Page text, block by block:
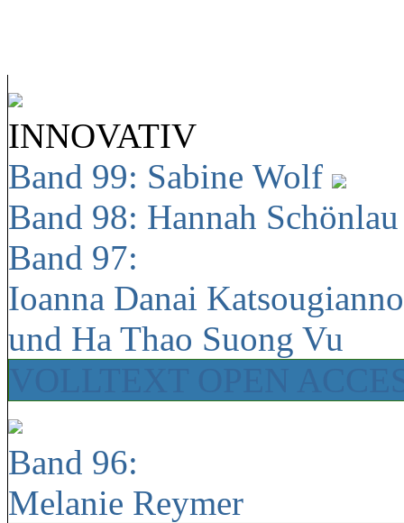
INNOVATIV
Band 99: Sabine Wolf
Band 98: Hannah
Band 97:
Ioanna Danai
und Ha Thao Suong Vu
Band 96:
Melanie Reymer